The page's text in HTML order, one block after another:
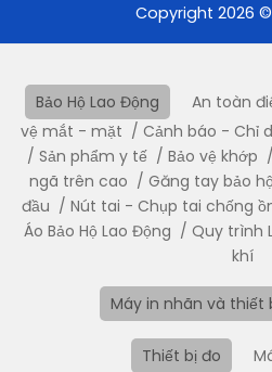
Giảm nguy cơ mắc các bệnh
Việc sử dụngmặt nạ phòng
viêm phổi, hen suyễn, hoặc
khỏe lâu dài cho người lao
Với những công dụng vượt trội,
thiết bị không thể thiếu để
môi trường lao động nguy
vệ cao nhất, bạn nên chọn
phòng độc chính hãngtừ các
như 3M hoặc Koken, đảm
theo tiêu chuẩn quốc tế.
Copyright 2026 ©
Bảo Hộ Lao Động An toàn
vệ mắt - mặt
Cảnh báo - Chỉ
Sản phẩm y tế
Bảo vệ khớp
ngã trên cao
Găng tay bảo hộ
đầu
Nút tai - Chụp tai chống
Áo Bảo Hộ Lao Động
Quy trình
khí
Máy in nhãn và thiết
Thiết bị đo